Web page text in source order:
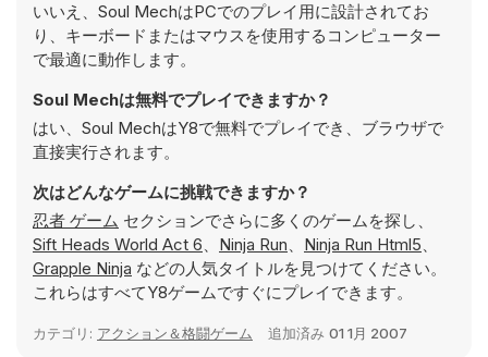
いいえ、Soul MechはPCでのプレイ用に設計されてお
り、キーボードまたはマウスを使用するコンピューター
で最適に動作します。
Soul Mechは無料でプレイできますか？
はい、Soul MechはY8で無料でプレイでき、ブラウザで
直接実行されます。
次はどんなゲームに挑戦できますか？
忍者 ゲーム セクションでさらに多くのゲームを探し、
Sift Heads World Act 6、 Ninja Run、 Ninja Run Html5、
Grapple Ninja などの人気タイトルを見つけてください。
これらはすべてY8ゲームですぐにプレイできます。
カテゴリ: アクション＆格闘ゲーム 追加済み 01 1月 2007